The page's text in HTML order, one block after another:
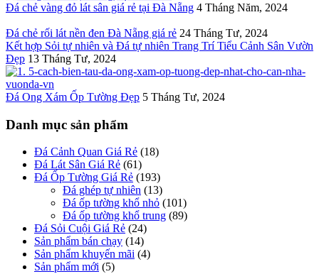
Đá chẻ vàng đỏ lát sân giá rẻ tại Đà Nẵng 4 Tháng Năm, 2024
Đá chẻ rối lát nền đen Đà Nẵng giá rẻ 24 Tháng Tư, 2024
Kết hợp Sỏi tự nhiên và Đá tự nhiên Trang Trí Tiểu Cảnh Sân Vườn
Đẹp 13 Tháng Tư, 2024
Đá Ong Xám Ốp Tường Đẹp 5 Tháng Tư, 2024
Danh mục sản phẩm
Đá Cảnh Quan Giá Rẻ (18)
Đá Lát Sân Giá Rẻ (61)
Đá Ốp Tường Giá Rẻ (193)
Đá ghép tự nhiên (13)
Đá ốp tường khổ nhỏ (101)
Đá ốp tường khổ trung (89)
Đá Sỏi Cuội Giá Rẻ (24)
Sản phẩm bán chạy (14)
Sản phẩm khuyến mãi (4)
Sản phẩm mới (5)